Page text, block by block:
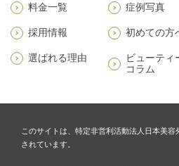
料金一覧 症例写真
採用情報 初めての方
選ばれる理由
ビューティ
コラム
このサイトは、特定非営利活動法人日本美
されています。